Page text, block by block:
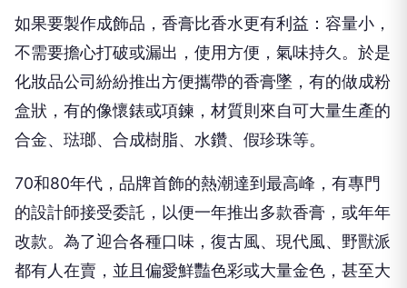
如果要製作成飾品，香膏比香水更有利益：容量小，
不需要擔心打破或漏出，使用方便，氣味持久。於是
化妝品公司紛紛推出方便攜帶的香膏墜，有的做成粉
盒狀，有的像懷錶或項鍊，材質則來自可大量生產的
合金、琺瑯、合成樹脂、水鑽、假珍珠等。
70和80年代，品牌首飾的熱潮達到最高峰，有專門
的設計師接受委託，以便一年推出多款香膏，或年年
改款。為了迎合各種口味，復古風、現代風、野獸派
都有人在賣，並且偏愛鮮豔色彩或大量金色，甚至大